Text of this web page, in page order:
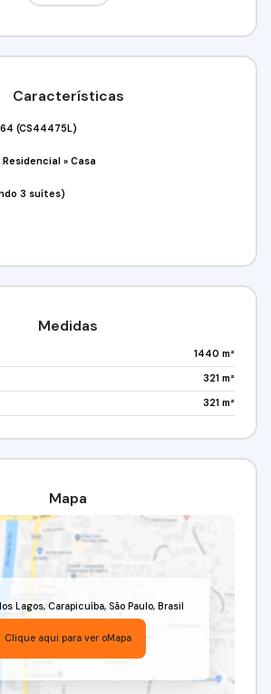
churrasqueira e fogão à lenha.
iluminada e possui prainha, solarium
ou seguro fiança, não possuir
R$R$ 18.000,00 ( O PACOTE ) Venha
Alfa Negócios.
Características
(CS44475L)
Residencial »Casa
3 suítes)
Medidas
1440 m²
321 m²
321 m²
Mapa
Lagos, Carapicuíba, São Paulo, Brasil
Clique aqui para ver oMapa